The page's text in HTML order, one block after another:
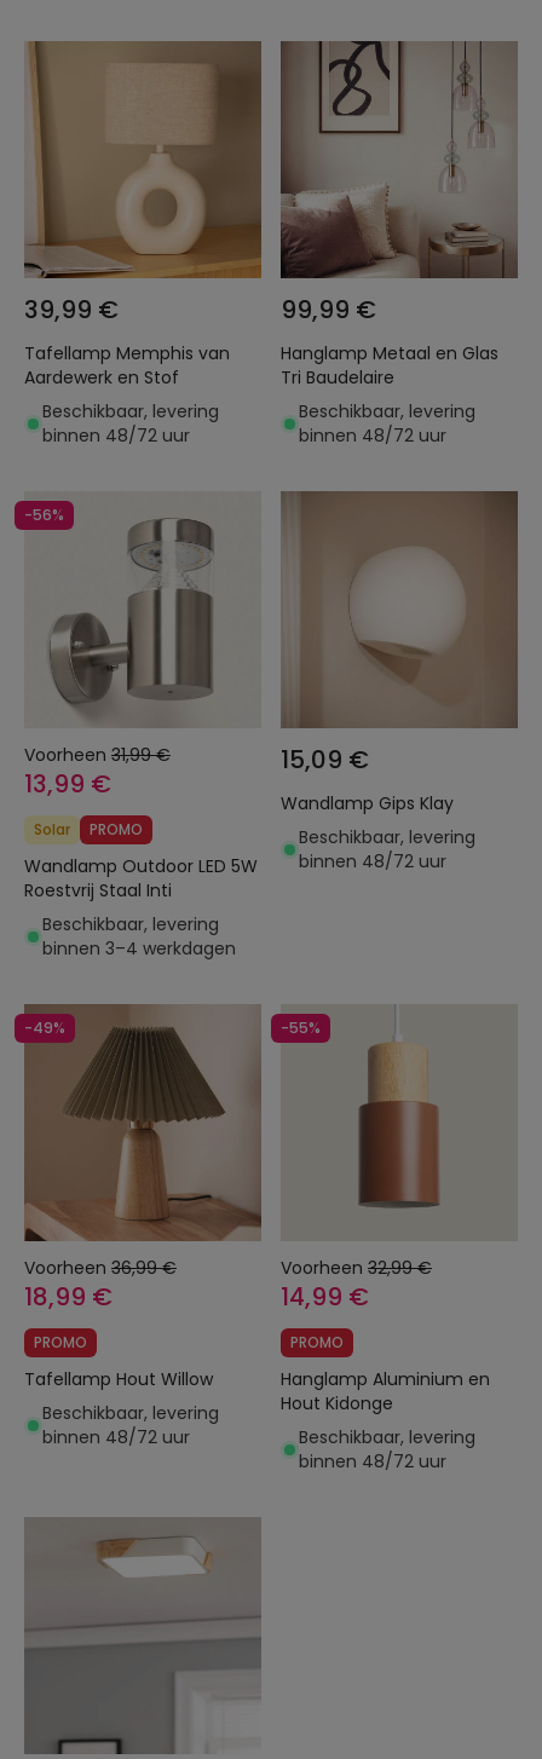
39,99 €
Tafellamp Memphis van
Aardewerk en Stof
Beschikbaar, levering
binnen 48/72 uur
99,99 €
Hanglamp Metaal en Glas
Tri Baudelaire
Beschikbaar, levering
binnen 48/72 uur
-56%
Voorheen 31,99 €
13,99 €
Solar PROMO
Wandlamp Outdoor LED 5W
Roestvrij Staal Inti
Beschikbaar, levering
binnen 3–4 werkdagen
15,09 €
Wandlamp Gips Klay
Beschikbaar, levering
binnen 48/72 uur
-49%
Voorheen 36,99 €
18,99 €
PROMO
Tafellamp Hout Willow
Beschikbaar, levering
binnen 48/72 uur
-55%
Voorheen 32,99 €
14,99 €
PROMO
Hanglamp Aluminium en
Hout Kidonge
Beschikbaar, levering
binnen 48/72 uur